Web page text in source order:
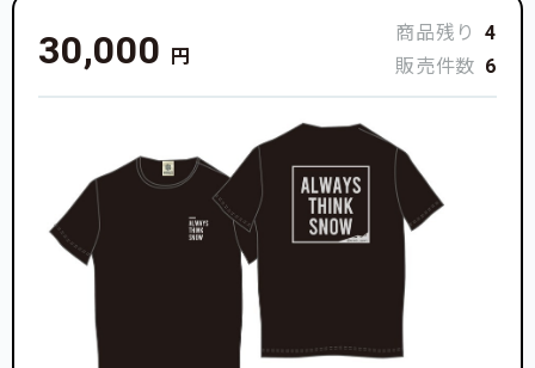
30,000 円
商品残り
4
販売件数 6